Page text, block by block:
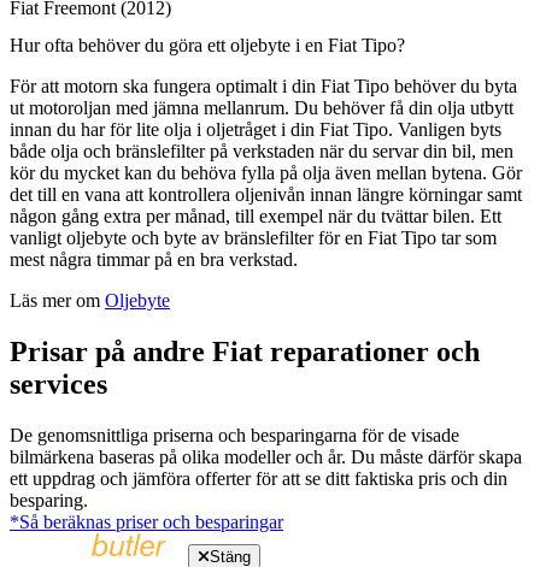
Fiat Freemont (2012)
Hur ofta behöver du göra ett oljebyte i en Fiat Tipo?
För att motorn ska fungera optimalt i din Fiat Tipo behöver du byta
ut motoroljan med jämna mellanrum. Du behöver få din olja utbytt
innan du har för lite olja i oljetråget i din Fiat Tipo. Vanligen byts
både olja och bränslefilter på verkstaden när du servar din bil, men
kör du mycket kan du behöva fylla på olja även mellan bytena. Gör
det till en vana att kontrollera oljenivån innan längre körningar samt
någon gång extra per månad, till exempel när du tvättar bilen. Ett
vanligt oljebyte och byte av bränslefilter för en Fiat Tipo tar som
mest några timmar på en bra verkstad.
Läs mer om Oljebyte
Prisar på andre Fiat reparationer och
services
De genomsnittliga priserna och besparingarna för de visade
bilmärkena baseras på olika modeller och år. Du måste därför skapa
ett uppdrag och jämföra offerter för att se ditt faktiska pris och din
besparing.
*Så beräknas priser och besparingar
Stäng